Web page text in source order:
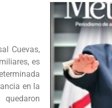
Cuevas,
es
en la